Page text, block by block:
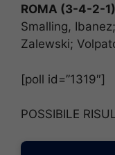
ROMA (3-4-2-
Smalling,
Zalewski;
[poll id=”1319″]
POSSIBILE